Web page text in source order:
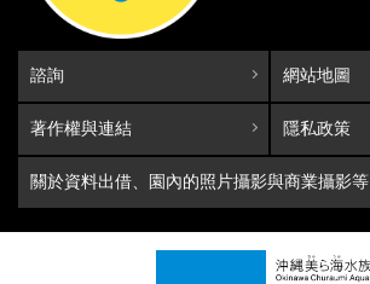
諮詢 網站地圖
著作權與連結 隱私政策
關於資料出借、園內的照片攝影與商業攝影等